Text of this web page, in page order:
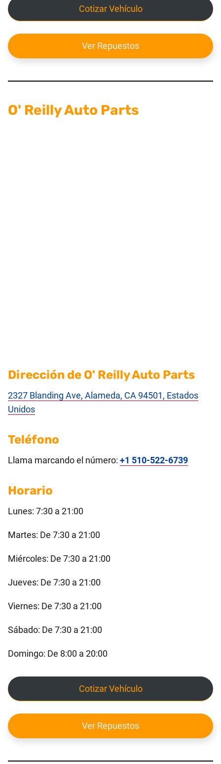
Cotizar Vehículo
Ver Repuestos
O' Reilly Auto Parts
Dirección de O' Reilly Auto Parts
2327 Blanding Ave, Alameda, CA 94501, Estados
Unidos
Teléfono
Llama marcando el número: +1 510-522-6739
Horario
Lunes: 7:30 a 21:00
Martes: De 7:30 a 21:00
Miércoles: De 7:30 a 21:00
Jueves: De 7:30 a 21:00
Viernes: De 7:30 a 21:00
Sábado: De 7:30 a 21:00
Domingo: De 8:00 a 20:00
Cotizar Vehículo
Ver Repuestos